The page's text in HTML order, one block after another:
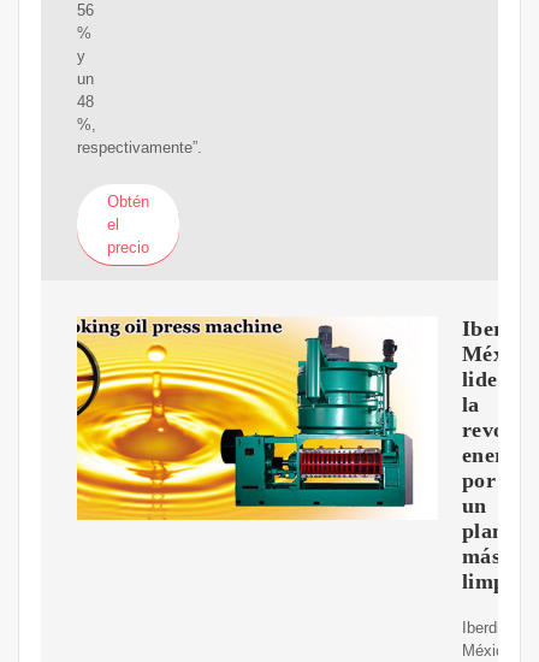
56
%
y
un
48
%,
respectivamente”.
Obtén
el
precio
México
lidera
la
por
un
planeta
más
limpio
Iberdrola
México